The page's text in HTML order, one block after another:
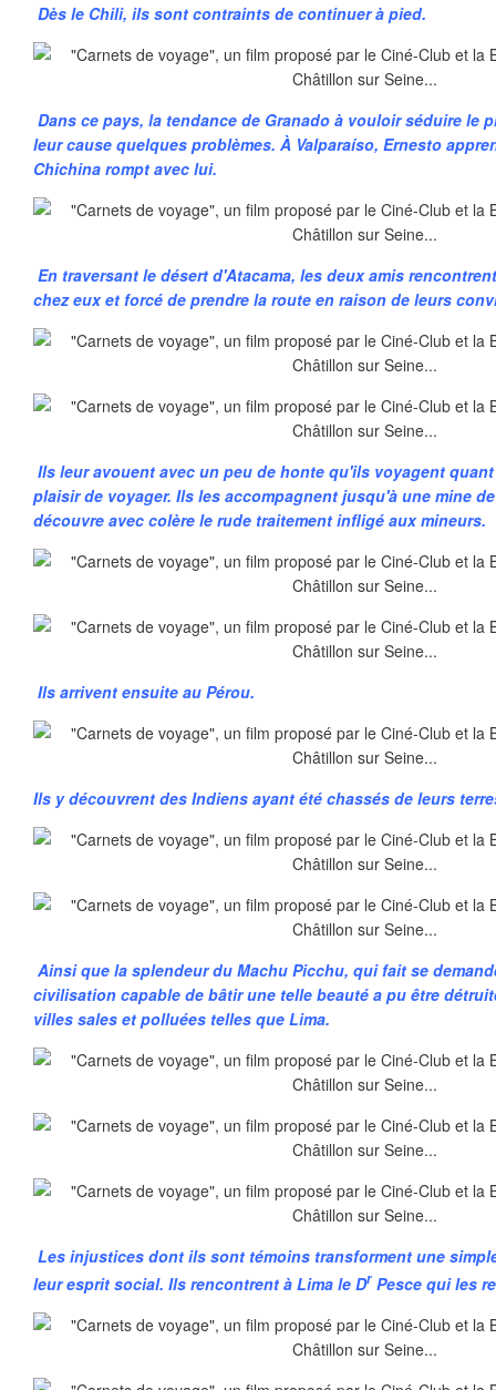
Dès le Chili, ils sont contraints de continuer à pied.
Dans ce pays, la tendance de Granado à vouloir séduire le
leur cause quelques problèmes. À Valparaíso, Ernesto
Chichina rompt avec lui.
En traversant le désert d'Atacama, les deux amis
chez eux et forcé de prendre la route en raison de leurs
Ils leur avouent avec un peu de honte qu'ils voyagent
plaisir de voyager. Ils les accompagnent jusqu'à une mine
découvre avec colère le rude traitement infligé aux mineurs.
Ils arrivent ensuite au Pérou.
Ils y découvrent des Indiens ayant été chassés de leurs
Ainsi que la splendeur du Machu Picchu, qui fait se
civilisation capable de bâtir une telle beauté a pu être
villes sales et polluées telles que Lima.
Les injustices dont ils sont témoins transforment une
leur esprit social. Ils rencontrent à Lima le Dr Pesce qui les